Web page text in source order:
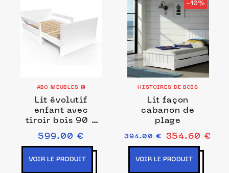
ABC MEUBLES
Lit évolutif
enfant avec
tiroir bois 90 x
(140/170/200)
599.00 €
VOIR LE PRODUIT
-10%
HISTOIRES DE BOIS
Lit façon
cabanon de
plage
394.00 € 354.60 €
VOIR LE PRODUIT